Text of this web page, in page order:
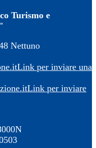
Turismo e
Nettuno
Link per inviare una
Link per inviare